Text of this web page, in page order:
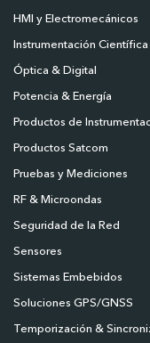
HMI y Electromecánicos
Instrumentación Científica
Óptica & Digital
Potencia & Energía
Productos de
Productos Satcom
Pruebas y Mediciones
RF & Microondas
Seguridad de la Red
Sensores
Sistemas Embebidos
Soluciones GPS/GNSS
Temporización &